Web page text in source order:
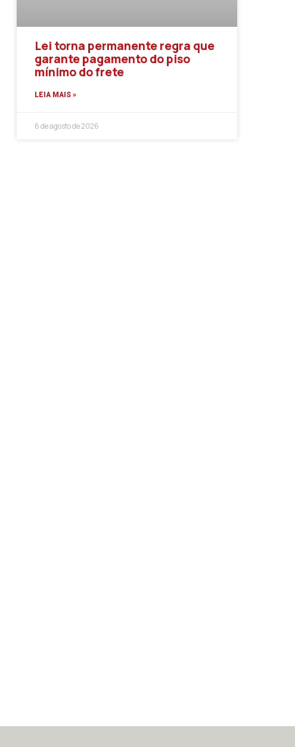
Lei torna permanente regra que
garante pagamento do piso
mínimo do frete
LEIA MAIS »
6 de agosto de 2026